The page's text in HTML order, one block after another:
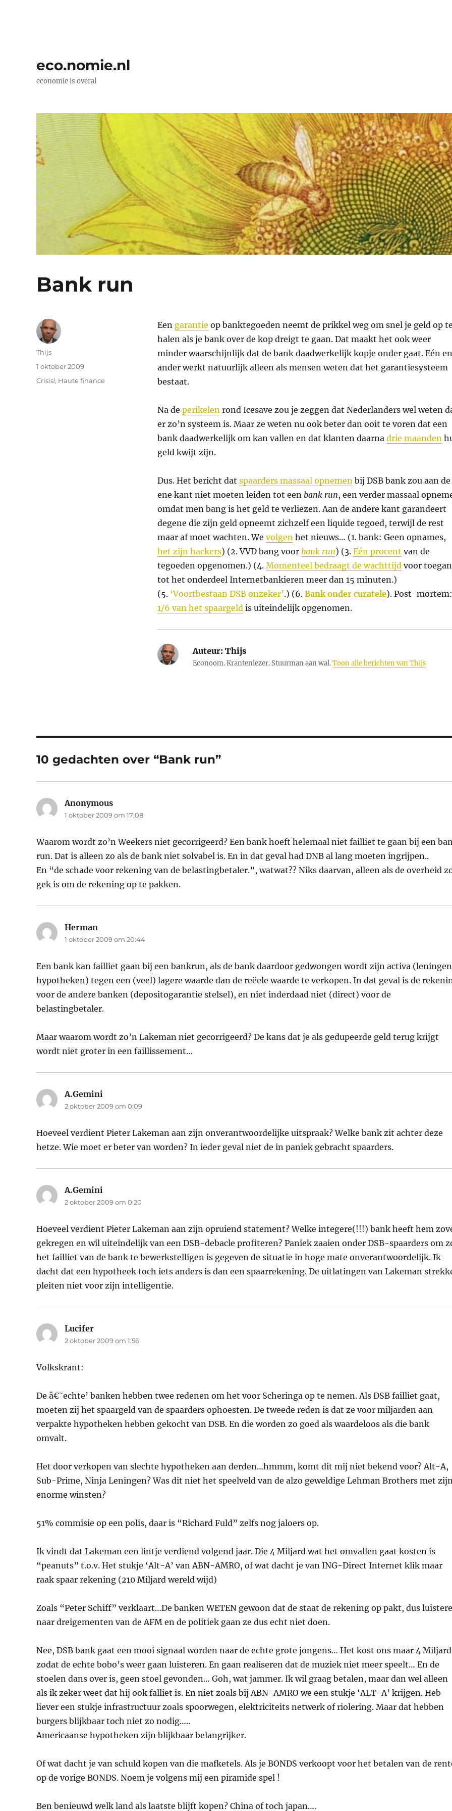
eco.nomie.nl
economie is overal
Bank run
Een garantie op banktegoeden neemt de prikkel weg om snel je geld op
halen als je bank over de kop dreigt te gaan. Dat maakt het ook weer
minder waarschijnlijk dat de bank daadwerkelijk kopje onder gaat. Eén en
ander werkt natuurlijk alleen als mensen weten dat het garantiesysteem
bestaat.
Na de perikelen rond Icesave zou je zeggen dat Nederlanders wel weten
er zo’n systeem is. Maar ze weten nu ook beter dan ooit te voren dat een
bank daadwerkelijk om kan vallen en dat klanten daarna drie maanden
geld kwijt zijn.
Dus. Het bericht dat spaarders massaal opnemen bij DSB bank zou aan de
ene kant niet moeten leiden tot een bank run, een verder massaal
omdat men bang is het geld te verliezen. Aan de andere kant garandeert
degene die zijn geld opneemt zichzelf een liquide tegoed, terwijl de rest
maar af moet wachten. We volgen het nieuws… (1. bank: Geen opnames,
het zijn hackers) (2. VVD bang voor bank run) (3. Eén procent van de
tegoeden opgenomen.) (4. Momenteel bedraagt de wachttijd voor
tot het onderdeel Internetbankieren meer dan 15 minuten.)
(5. ‘Voortbestaan DSB onzeker’.) (6. Bank onder curatele). Post-mortem:
1/6 van het spaargeld is uiteindelijk opgenomen.
Auteur: Thijs
Econoom. Krantenlezer. Stuurman aan wal.Toon alle berichten van Thijs
Auteur
Thijs
Geplaatst
op
1 oktober 2009
Categorieën
Crisis!, Haute finance
10 gedachten over “Bank run”
Anonymous
1 oktober 2009 om 17:08
Waarom wordt zo’n Weekers niet gecorrigeerd? Een bank hoeft helemaal niet failliet te gaan bij een
run. Dat is alleen zo als de bank niet solvabel is. En in dat geval had DNB al lang moeten ingrijpen..
En “de schade voor rekening van de belastingbetaler.”, watwat?? Niks daarvan, alleen als de overheid
gek is om de rekening op te pakken.
Herman
1 oktober 2009 om 20:44
Een bank kan failliet gaan bij een bankrun, als de bank daardoor gedwongen wordt zijn activa
hypotheken) tegen een (veel) lagere waarde dan de reëele waarde te verkopen. In dat geval is de
voor de andere banken (depositogarantie stelsel), en niet inderdaad niet (direct) voor de
belastingbetaler.
Maar waarom wordt zo’n Lakeman niet gecorrigeerd? De kans dat je als gedupeerde geld terug krijgt
wordt niet groter in een faillissement…
A.Gemini
2 oktober 2009 om 0:09
Hoeveel verdient Pieter Lakeman aan zijn onverantwoordelijke uitspraak? Welke bank zit achter deze
hetze. Wie moet er beter van worden? In ieder geval niet de in paniek gebracht spaarders.
A.Gemini
2 oktober 2009 om 0:20
Hoeveel verdient Pieter Lakeman aan zijn opruiend statement? Welke integere(!!!) bank heeft hem
gekregen en wil uiteindelijk van een DSB-debacle profiteren? Paniek zaaien onder DSB-spaarders om
het failliet van de bank te bewerkstelligen is gegeven de situatie in hoge mate onverantwoordelijk. Ik
dacht dat een hypotheek toch iets anders is dan een spaarrekening. De uitlatingen van Lakeman
pleiten niet voor zijn intelligentie.
Lucifer
2 oktober 2009 om 1:56
Volkskrant:
De â€˜echte’ banken hebben twee redenen om het voor Scheringa op te nemen. Als DSB failliet gaat,
moeten zij het spaargeld van de spaarders ophoesten. De tweede reden is dat ze voor miljarden aan
verpakte hypotheken hebben gekocht van DSB. En die worden zo goed als waardeloos als die bank
omvalt.
Het door verkopen van slechte hypotheken aan derden…hmmm, komt dit mij niet bekend voor? Alt-A,
Sub-Prime, Ninja Leningen? Was dit niet het speelveld van de alzo geweldige Lehman Brothers met
enorme winsten?
51% commisie op een polis, daar is “Richard Fuld” zelfs nog jaloers op.
Ik vindt dat Lakeman een lintje verdiend volgend jaar. Die 4 Miljard wat het omvallen gaat kosten is
“peanuts” t.o.v. Het stukje ‘Alt-A’ van ABN-AMRO, of wat dacht je van ING-Direct Internet klik maar
raak spaar rekening (210 Miljard wereld wijd)
Zoals “Peter Schiff” verklaart…De banken WETEN gewoon dat de staat de rekening op pakt, dus
naar dreigementen van de AFM en de politiek gaan ze dus echt niet doen.
Nee, DSB bank gaat een mooi signaal worden naar de echte grote jongens… Het kost ons maar 4 Miljard
zodat de echte bobo’s weer gaan luisteren. En gaan realiseren dat de muziek niet meer speelt… En de
stoelen dans over is, geen stoel gevonden… Goh, wat jammer. Ik wil graag betalen, maar dan wel alleen
als ik zeker weet dat hij ook falliet is. En niet zoals bij ABN-AMRO we een stukje ‘ALT-A’ krijgen. Heb
liever een stukje infrastructuur zoals spoorwegen, elektriciteits netwerk of riolering. Maar dat hebben
burgers blijkbaar toch niet zo nodig…..
Americaanse hypotheken zijn blijkbaar belangrijker.
Of wat dacht je van schuld kopen van die mafketels. Als je BONDS verkoopt voor het betalen van de
op de vorige BONDS. Noem je volgens mij een piramide spel !
Ben benieuwd welk land als laatste blijft kopen? China of toch japan….